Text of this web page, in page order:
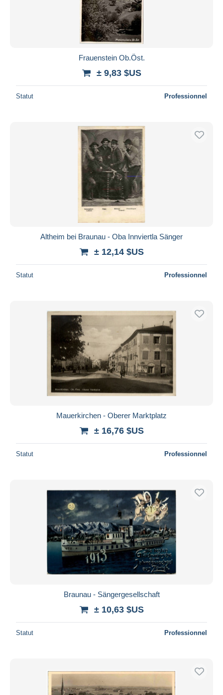
Frauenstein Ob.Öst.
± 9,83 $US
Statut Professionnel
Altheim bei Braunau - Oba Innviertla Sänger
± 12,14 $US
Statut Professionnel
Mauerkirchen - Oberer Marktplatz
± 16,76 $US
Statut Professionnel
Braunau - Sängergesellschaft
± 10,63 $US
Statut Professionnel